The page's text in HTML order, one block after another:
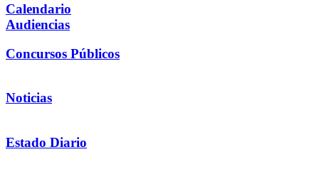
Calendario
Audiencias
Concursos Públicos
Noticias
Estado Diario